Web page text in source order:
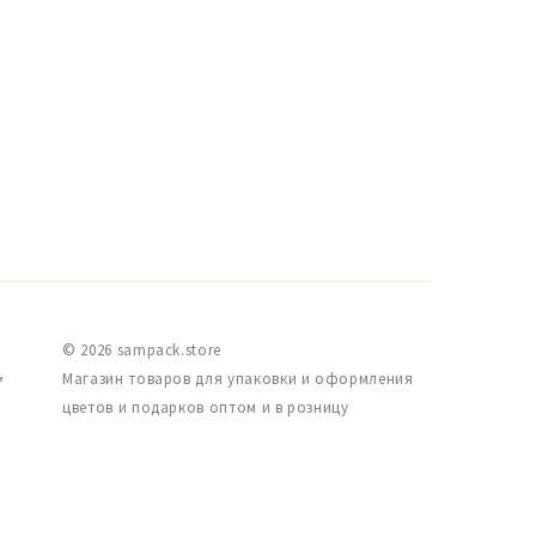
© 2026 sampack.store
Магазин товаров для упаковки и оформления
цветов и подарков оптом и в розницу